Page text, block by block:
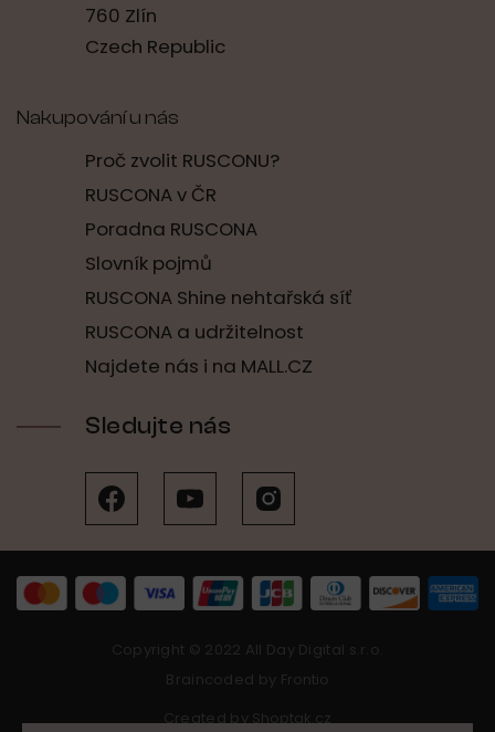
760 Zlín
Czech Republic
Nakupování u nás
Proč zvolit RUSCONU?
RUSCONA v ČR
Poradna RUSCONA
Slovník pojmů
RUSCONA Shine nehtařská síť
RUSCONA a udržitelnost
Najdete nás i na MALL.CZ
Sledujte nás
Copyright © 2022 All Day Digital s.r.o.
Braincoded by Frontio
Created byShoptak.cz